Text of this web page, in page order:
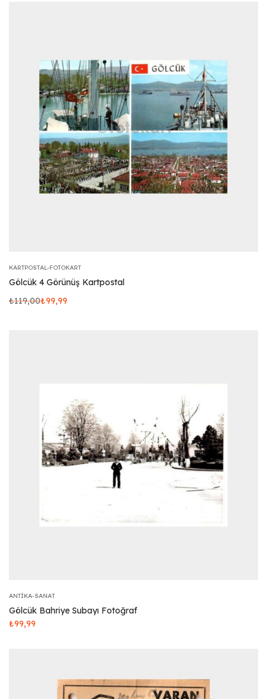
KARTPOSTAL-FOTOKART
Gölcük 4 Görünüş Kartpostal
₺119,00₺99,99
ANTIKA-SANAT
Gölcük Bahriye Subayı Fotoğraf
₺99,99